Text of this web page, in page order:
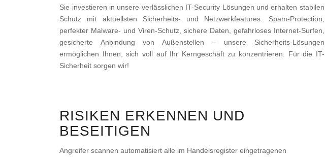
Sie investieren in unsere verlässlichen IT-Security Lösungen und erhalten stabilen
Schutz mit aktuellsten Sicherheits- und Netzwerkfeatures. Spam-Protection,
perfekter Malware- und Viren-Schutz, sichere Daten, gefahrloses Internet-Surfen,
gesicherte Anbindung von Außenstellen – unsere Sicherheits-Lösungen
ermöglichen Ihnen, sich voll auf Ihr Kerngeschäft zu konzentrieren. Für die IT-
Sicherheit sorgen wir!
RISIKEN ERKENNEN UND
BESEITIGEN
Angreifer scannen automatisiert alle im Handelsregister eingetragenen